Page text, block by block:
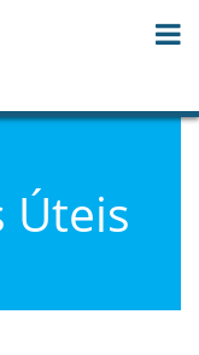
Úteis